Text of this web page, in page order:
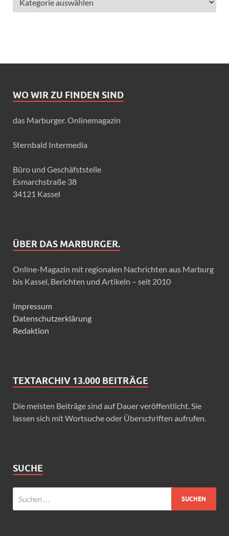
WO WIR ZU FINDEN SIND
das Marburger. Onlinemagazin
Sternbald Intermedia
Büro und Geschäfststelle
Esmarchstraße 38
34121 Kassel
ÜBER DAS MARBURGER.
Online-Magazin mit regionalen Nachrichten aus Marburg
bis Kassel, Berichten und Artikeln – seit 2010
Impressum
Datenschutzerklärung
Redaktion
TEXTARCHIV 13.000 BEITRÄGE
Die meisten Beiträge sind auf Dauer veröffentlicht. Sie
lassen sich mit Wortsuche oder Überschriften aufrufen.
SUCHE